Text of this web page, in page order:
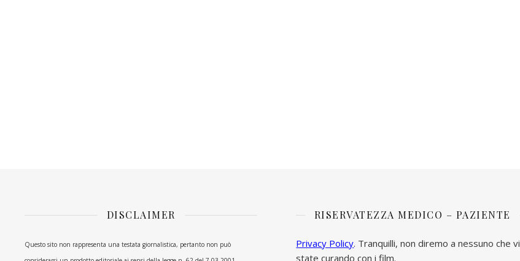
DISCLAIMER
Questo sito non rappresenta una testata giornalistica, pertanto non può
RISERVATEZZA MEDICO – PAZIENTE
Privacy Policy. Tranquilli, non diremo a nessuno che vi
state curando con i film.